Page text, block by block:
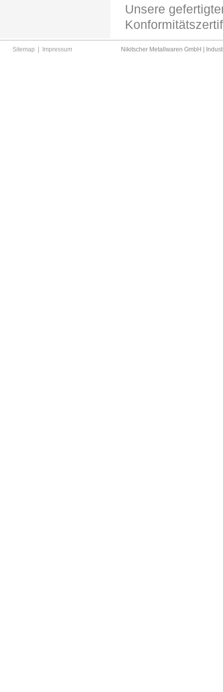
Unsere
Sitemap Impressum Nikitscher Metallwaren GmbH |